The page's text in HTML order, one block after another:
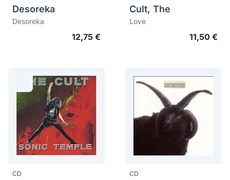
Desoreka
Desoreka
12,75 €
Cult, The
Love
11,50 €
CD CD